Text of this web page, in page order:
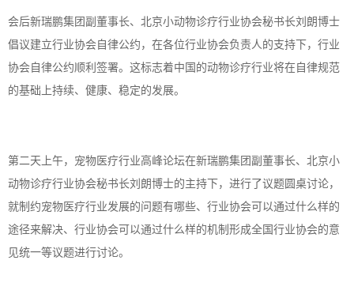
会后新瑞鹏集团副董事长、北京小动物诊疗行业协会秘书长刘朗博士
倡议建立行业协会自律公约，在各位行业协会负责人的支持下，行业
协会自律公约顺利签署。这标志着中国的动物诊疗行业将在自律规范
的基础上持续、健康、稳定的发展。
第二天上午，宠物医疗行业高峰论坛在新瑞鹏集团副董事长、北京小
动物诊疗行业协会秘书长刘朗博士的主持下，进行了议题圆桌讨论，
就制约宠物医疗行业发展的问题有哪些、行业协会可以通过什么样的
途径来解决、行业协会可以通过什么样的机制形成全国行业协会的意
见统一等议题进行讨论。